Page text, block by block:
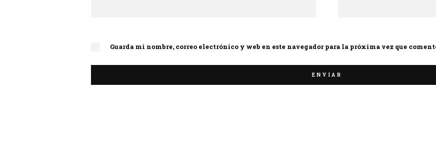
Guarda mi nombre, correo electrónico y web en este navegador para la próxima vez que